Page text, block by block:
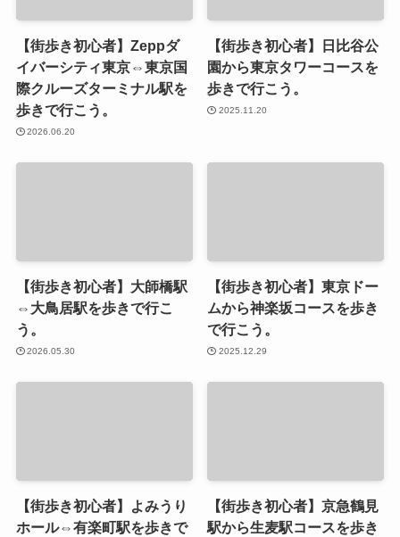
【街歩き初心者】Zeppダ
イバーシティ東京⇔東京国
際クルーズターミナル駅を
歩きで行こう。
2026.06.20
【街歩き初心者】日比谷公
園から東京タワーコースを
歩きで行こう。
2025.11.20
【街歩き初心者】大師橋駅
⇔大鳥居駅を歩きで行こ
う。
2026.05.30
【街歩き初心者】東京ドー
ムから神楽坂コースを歩き
で行こう。
2025.12.29
【街歩き初心者】よみうり
ホール⇔有楽町駅を歩きで
【街歩き初心者】京急鶴見
駅から生麦駅コースを歩き